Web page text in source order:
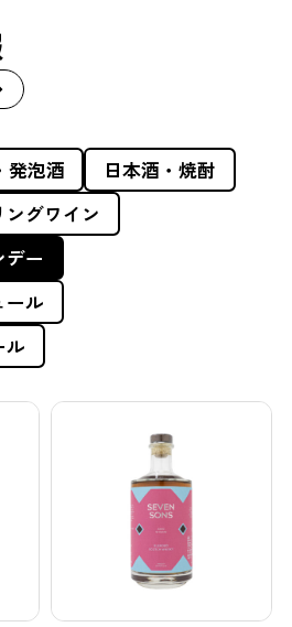
発泡酒
日本酒・焼酎
グワイン
デー
ール
ル